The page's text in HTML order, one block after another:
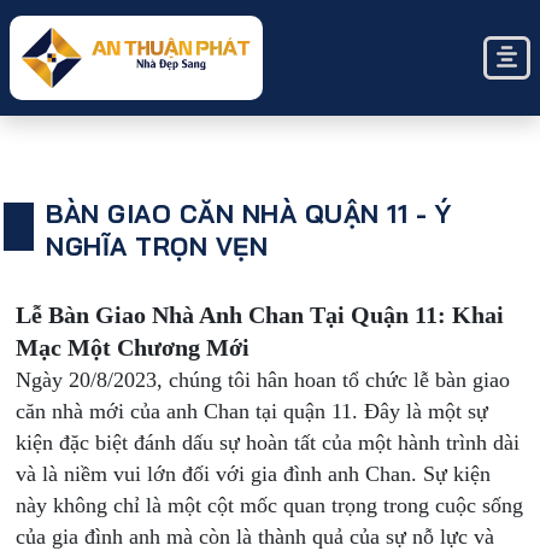
BÀN GIAO CĂN NHÀ QUẬN 11 - Ý
NGHĨA TRỌN VẸN
Lễ Bàn Giao Nhà Anh Chan Tại Quận 11: Khai
Mạc Một Chương Mới
Ngày 20/8/2023, chúng tôi hân hoan tổ chức lễ bàn giao
căn nhà mới của anh Chan tại quận 11. Đây là một sự
kiện đặc biệt đánh dấu sự hoàn tất của một hành trình dài
và là niềm vui lớn đối với gia đình anh Chan. Sự kiện
này không chỉ là một cột mốc quan trọng trong cuộc sống
của gia đình anh mà còn là thành quả của sự nỗ lực và